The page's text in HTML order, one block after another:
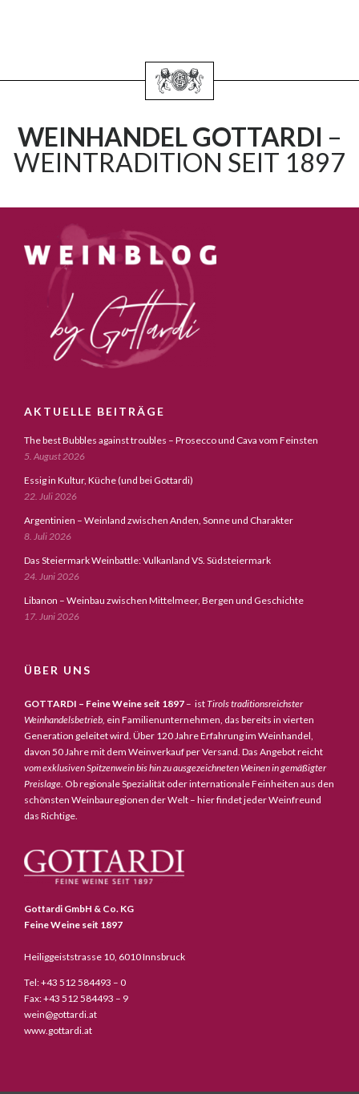
WEINHANDEL GOTTARDI –
WEINTRADITION SEIT 1897
AKTUELLE BEITRÄGE
The best Bubbles against troubles – Prosecco und Cava vom Feinsten
5. August 2026
Essig in Kultur, Küche (und bei Gottardi)
22. Juli 2026
Argentinien – Weinland zwischen Anden, Sonne und Charakter
8. Juli 2026
Das Steiermark Weinbattle: Vulkanland VS. Südsteiermark
24. Juni 2026
Libanon – Weinbau zwischen Mittelmeer, Bergen und Geschichte
17. Juni 2026
ÜBER UNS
GOTTARDI – Feine Weine seit 1897 – istTirols traditionsreichster
Weinhandelsbetrieb, ein Familienunternehmen, das bereits in vierten
Generation geleitet wird. Über 120 Jahre Erfahrung im Weinhandel,
davon 50 Jahre mit dem Weinverkauf per Versand. Das Angebot reicht
vom exklusiven Spitzenwein bis hin zu ausgezeichneten Weinen in gemäßigter
Preislage . Ob regionale Spezialität oder internationale Feinheiten aus den
schönsten Weinbauregionen der Welt – hier findet jeder Weinfreund
das Richtige.
Gottardi GmbH & Co. KG
Feine Weine seit 1897
Heiliggeiststrasse 10, 6010 Innsbruck
Tel: +43 512 584493 – 0
Fax: +43 512 584493 – 9
wein@gottardi.at
www.gottardi.at